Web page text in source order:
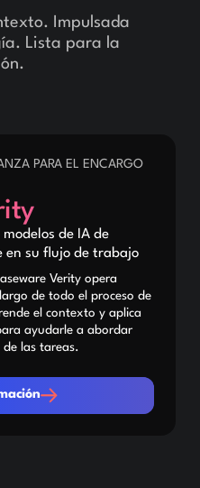
Impulsada
Lista para la
PARA EL ENCARGO
de IA de
su flujo de trabajo
Verity opera
de todo el proceso de
el contexto y aplica
ayudarle a abordar
de las tareas.